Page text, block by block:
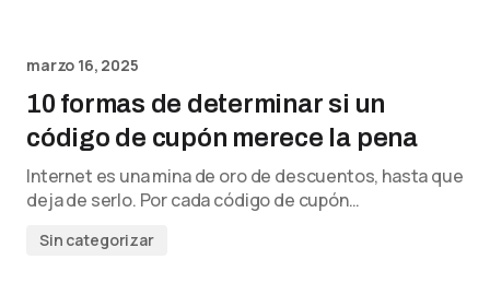
marzo 16, 2025
10 formas de determinar si un
código de cupón merece la pena
Internet es una mina de oro de descuentos, hasta que
deja de serlo. Por cada código de cupón…
Sin categorizar